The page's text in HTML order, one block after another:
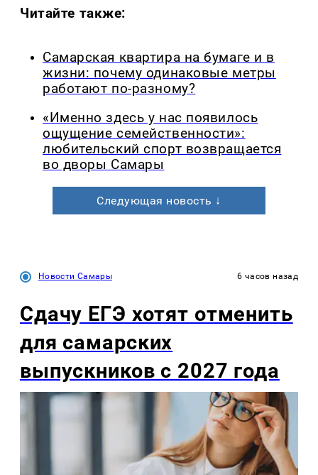
Читайте также:
Самарская квартира на бумаге и в
жизни: почему одинаковые метры
работают по-разному?
«Именно здесь у нас появилось
ощущение семейственности»:
любительский спорт возвращается
во дворы Самары
Следующая новость ↓
Новости Самары 6 часов назад
Сдачу ЕГЭ хотят отменить
для самарских
выпускников с 2027 года